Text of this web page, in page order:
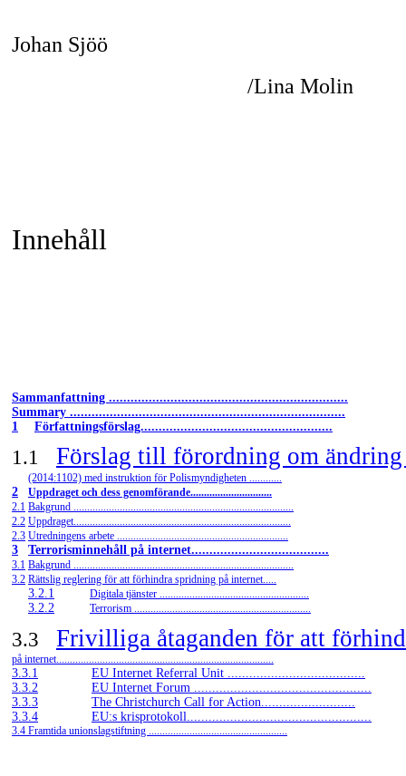
Johan Sjöö
/Lina Molin
Innehåll
Sammanfattning ..................................................................
Summary ............................................................................
1
Författningsförslag.....................................................
1.1 Förslag till förordning om
(2014:1102) med instruktion för Polismyndigheten ............
2
Uppdraget och dess genomförande..............................
2.1 Bakgrund .................................................................................
2.2 Uppdraget................................................................................
2.3 Utredningens arbete ...............................................................
3 Terrorisminnehåll på internet......................................
3.1 Bakgrund .................................................................................
3.2 Rättslig reglering för att förhindra spridning på internet.....
3.2.1 Digitala tjänster .......................................................
3.2.2 Terrorism .................................................................
3.3 Frivilliga åtaganden för att
på internet................................................................................
3.3.1
EU Internet Referral Unit ......................................
3.3.2
EU Internet Forum .................................................
3.3.3
The Christchurch Call for Action..........................
3.3.4
EU:s krisprotokoll...................................................
3.4 Framtida unionslagstiftning ...................................................